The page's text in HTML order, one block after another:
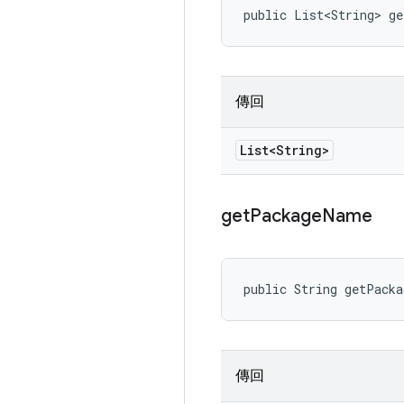
public List<String>
傳回
List<String>
getPackageName
public String
傳回